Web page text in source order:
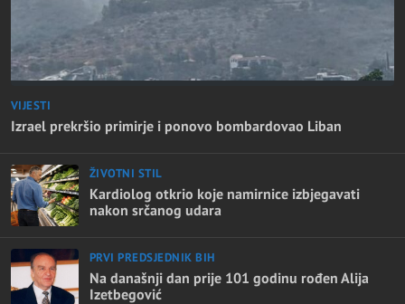
VIJESTI
Izrael prekršio primirje i ponovo bombardovao Liban
ŽIVOTNI STIL
Kardiolog otkrio koje namirnice izbjegavati
nakon srčanog udara
PRVI PREDSJEDNIK BIH
Na današnji dan prije 101 godinu rođen Alija
Izetbegović